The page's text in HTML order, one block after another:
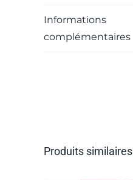
Informations
complémentaires
Produits similaires